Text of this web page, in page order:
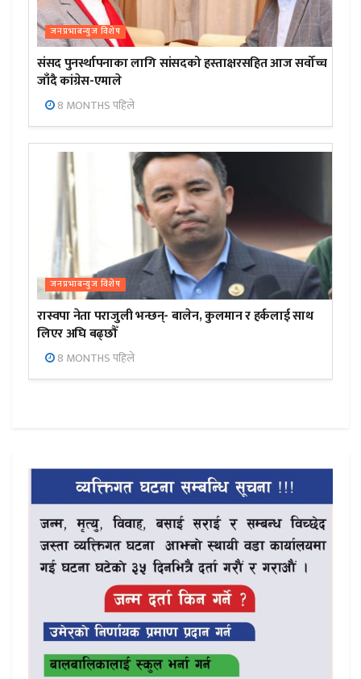
जनप्रभाबन्युज विशेष
संसद पुनर्स्थापनाका लागि सांसदको हस्ताक्षरसहित आज सर्वोच्च
जाँदै कांग्रेस-एमाले
8 MONTHS पहिले
जनप्रभाबन्युज विशेष
रास्वपा नेता पराजुली भन्छन्- बालेन, कुलमान र हर्कलाई साथ
लिएर अघि बढ्छौँ
8 MONTHS पहिले